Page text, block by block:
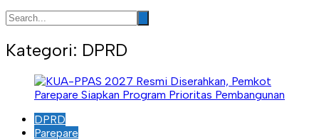
Kategori: DPRD
DPRD
Parepare